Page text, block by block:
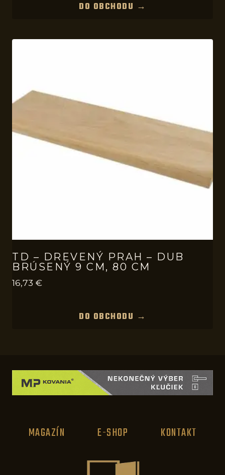
DO OBCHODU →
TD – DREVENÝ PRAH – DUB
BRÚSENÝ 9 CM, 80 CM
16,73 €
DO OBCHODU →
MAGAZÍN E-SHOP KONTAKT